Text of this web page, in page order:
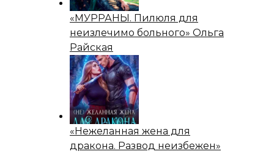
«МУРРАНЫ. Пилюля для
неизлечимо больного» Ольга
Райская
«Нежеланная жена для
дракона. Развод неизбежен»